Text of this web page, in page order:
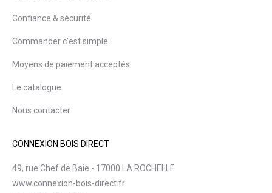
Confiance & sécurité
Commander c’est simple
Moyens de paiement acceptés
Le catalogue
Nous contacter
CONNEXION BOIS DIRECT
49, rue Chef de Baie - 17000 LA ROCHELLE
www.connexion-bois-direct.fr